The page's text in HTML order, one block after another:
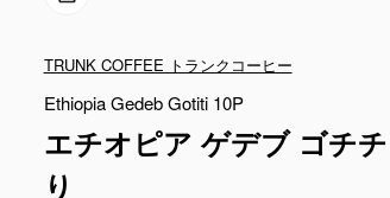
TRUNK COFFEE トランクコーヒー
Ethiopia Gedeb Gotiti 10P
エチオピア ゲデブ ゴチ
り